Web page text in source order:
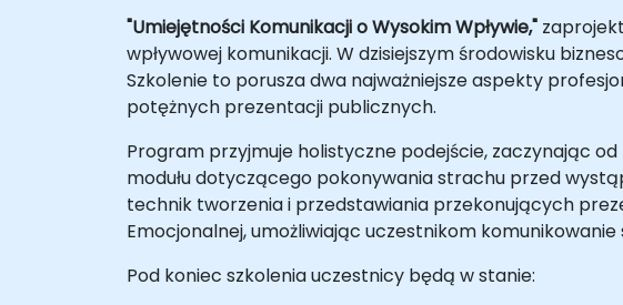
"Umiejętności Komunikacji o Wysokim Wpływie,"
wpływowej komunikacji. W dzisiejszym środowisku
Szkolenie to porusza dwa najważniejsze aspekty
potężnych prezentacji publicznych.
Program przyjmuje holistyczne podejście, zaczynając
modułu dotyczącego pokonywania strachu przed
technik tworzenia i przedstawiania przekonujących
Emocjonalnej, umożliwiając uczestnikom
Pod koniec szkolenia uczestnicy będą w stanie: